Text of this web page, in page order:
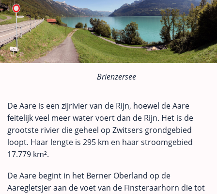
Brienzersee
De Aare is een zijrivier van de Rijn, hoewel de Aare
feitelijk veel meer water voert dan de Rijn. Het is de
grootste rivier die geheel op Zwitsers grondgebied
loopt. Haar lengte is 295 km en haar stroomgebied
17.779 km².
De Aare begint in het Berner Oberland op de
Aaregletsjer aan de voet van de Finsteraarhorn die tot